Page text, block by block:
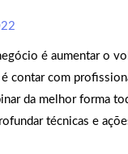
é aumentar o
contar com
da melhor forma
técnicas e